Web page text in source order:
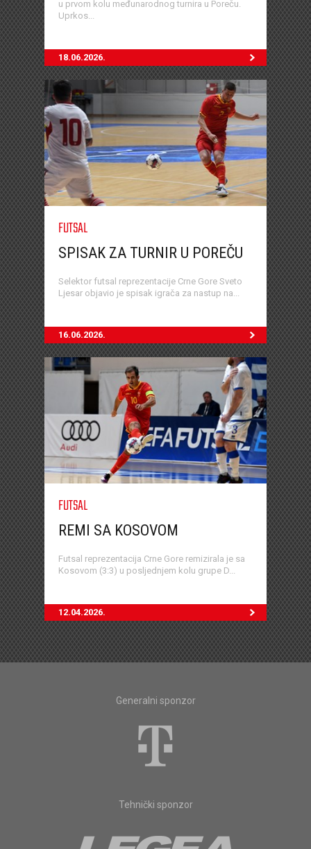
u prvom kolu međunarodnog turnira u Poreču.
Uprkos...
18.06.2026.
FUTSAL
SPISAK ZA TURNIR U POREČU
Selektor futsal reprezentacije Crne Gore Sveto
Ljesar objavio je spisak igrača za nastup na...
16.06.2026.
FUTSAL
REMI SA KOSOVOM
Futsal reprezentacija Crne Gore remizirala je sa
Kosovom (3:3) u posljednjem kolu grupe D...
12.04.2026.
Generalni sponzor
Tehnički sponzor